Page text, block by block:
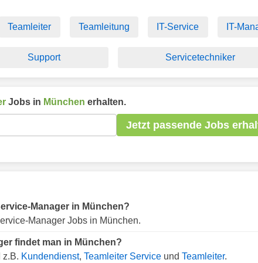
Teamleiter Teamleitung IT-Service IT-
Support Servicetechniker
Jobs in München erhalten.
Jetzt passende Jobs
Manager in München?
Manager Jobs in München.
findet man in München?
z.B. Kundendienst, Teamleiter Service und Teamleiter.